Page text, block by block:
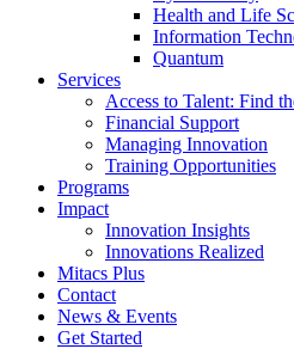
Health and Life
Information
Quantum
Services
Access to Talent: Find
Financial Support
Managing Innovation
Training Opportunities
Programs
Impact
Innovation Insights
Innovations Realized
Mitacs Plus
Contact
News & Events
Get Started